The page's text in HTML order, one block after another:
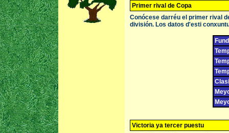
Primer rival de Copa
Conócese darréu el primer rival
división. Los datos d'esti
Victoria ya tercer puestu